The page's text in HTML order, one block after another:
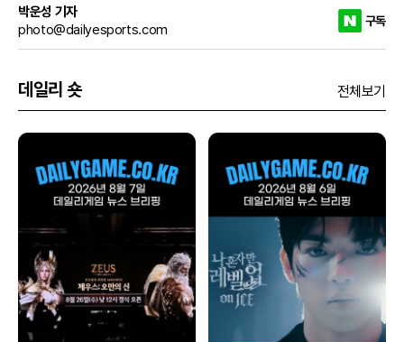
박운성 기자
photo@dailyesports.com
구독
데일리 숏 전체보기